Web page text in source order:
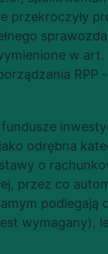
przekroczyły
w
RPP
odrębna
o
przez co
podlegają
wymagany),